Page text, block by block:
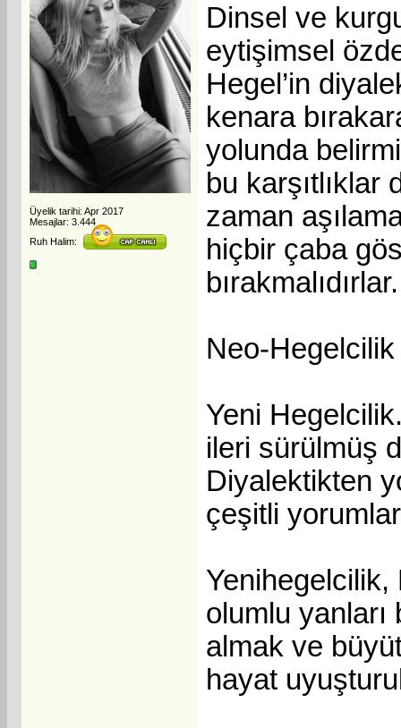
Üyelik tarihi: Apr 2017
Mesajlar: 3.444
Ruh Halim:
Dinsel ve
eytişimsel
Hegel’in
kenara
yolunda
bu karşıtlıklar
zaman
hiçbir çaba
bırakmalıdırlar.
Neo-Hegelcilik
Yeni
ileri sürülmüş
Diyalektikten
çeşitli
olumlu yanları
almak ve
hayat